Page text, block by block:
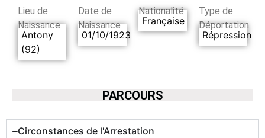
Lieu de
Naissance
Antony
(92)
Date de
Naissance
01/10/1923
Nationalité
Française
Type de
Déportation
Répression
PARCOURS
Circonstances de l'Arrestation